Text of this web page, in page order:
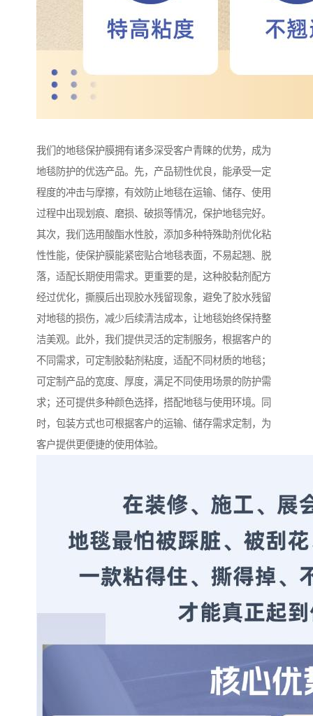
我们的地毯保护膜拥有诸多深受客户青睐的优势，成为
地毯防护的优选产品。先，产品韧性优良，能承受一定
程度的冲击与摩擦，有效防止地毯在运输、储存、使用
过程中出现划痕、磨损、破损等情况，保护地毯完好。
其次，我们选用酸酯水性胶，添加多种特殊助剂优化粘
性性能，使保护膜能紧密贴合地毯表面，不易起翘、脱
落，适配长期使用需求。更重要的是，这种胶黏剂配方
经过优化，撕膜后出现胶水残留现象，避免了胶水残留
对地毯的损伤，减少后续清洁成本，让地毯始终保持整
洁美观。此外，我们提供灵活的定制服务，根据客户的
不同需求，可定制胶黏剂粘度，适配不同材质的地毯；
可定制产品的宽度、厚度，满足不同使用场景的防护需
求；还可提供多种颜色选择，搭配地毯与使用环境。同
时，包装方式也可根据客户的运输、储存需求定制，为
客户提供更便捷的使用体验。